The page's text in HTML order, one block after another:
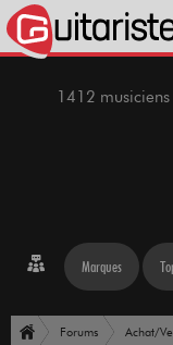
1412
Marques
Forums Achat/